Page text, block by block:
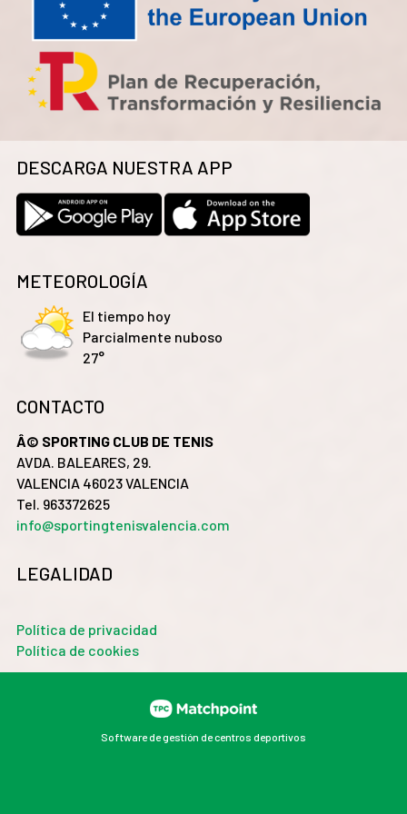
DESCARGA NUESTRA APP
METEOROLOGÍA
El tiempo hoy
Parcialmente nuboso
27°
CONTACTO
Â© SPORTING CLUB DE TENIS
AVDA. BALEARES, 29.
VALENCIA 46023 VALENCIA
Tel. 963372625
info@sportingtenisvalencia.com
LEGALIDAD
Política de privacidad
Política de cookies
Software de gestión de centros deportivos